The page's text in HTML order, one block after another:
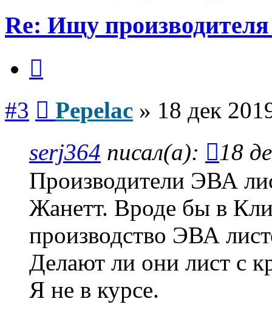
Re: Ищу
#3 Pepelac » 18 дек
serj364 писал(а):
18
Производители ЭВА
Жанетт. Вроде бы в
производство ЭВА
Делают ли они лист с
Я не в курсе.